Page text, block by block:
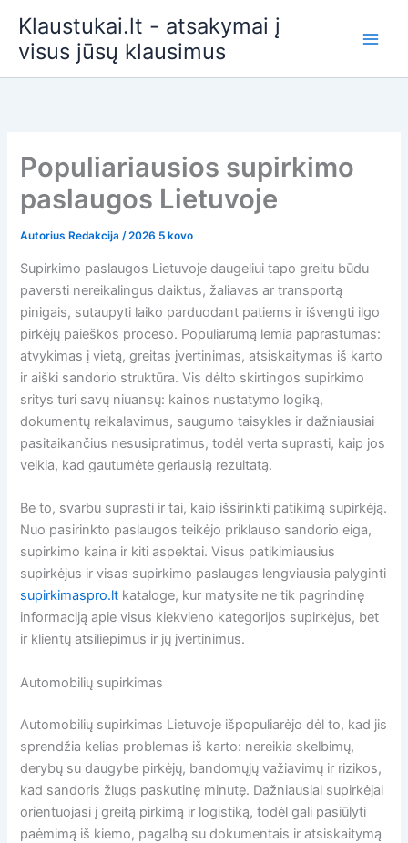
prie
turinio
Klaustukai.lt - atsakymai į
visus jūsų klausimus
Populiariausios supirkimo
paslaugos Lietuvoje
Autorius Redakcija/2026 5 kovo
Supirkimo paslaugos Lietuvoje daugeliui tapo greitu būdu
paversti nereikalingus daiktus, žaliavas ar transportą
pinigais, sutaupyti laiko parduodant patiems ir išvengti ilgo
pirkėjų paieškos proceso. Populiarumą lemia paprastumas:
atvykimas į vietą, greitas įvertinimas, atsiskaitymas iš karto
ir aiški sandorio struktūra. Vis dėlto skirtingos supirkimo
sritys turi savų niuansų: kainos nustatymo logiką,
dokumentų reikalavimus, saugumo taisykles ir dažniausiai
pasitaikančius nesusipratimus, todėl verta suprasti, kaip jos
veikia, kad gautumėte geriausią rezultatą.
Be to, svarbu suprasti ir tai, kaip išsirinkti patikimą supirkėją.
Nuo pasirinkto paslaugos teikėjo priklauso sandorio eiga,
supirkimo kaina ir kiti aspektai. Visus patikimiausius
supirkėjus ir visas supirkimo paslaugas lengviausia palyginti
supirkimaspro.lt kataloge, kur matysite ne tik pagrindinę
informaciją apie visus kiekvieno kategorijos supirkėjus, bet
ir klientų atsiliepimus ir jų įvertinimus.
Automobilių supirkimas
Automobilių supirkimas Lietuvoje išpopuliarėjo dėl to, kad jis
sprendžia kelias problemas iš karto: nereikia skelbimų,
derybų su daugybe pirkėjų, bandomųjų važiavimų ir rizikos,
kad sandoris žlugs paskutinę minutę. Dažniausiai supirkėjai
orientuojasi į greitą pirkimą ir logistiką, todėl gali pasiūlyti
paėmimą iš kiemo, pagalbą su dokumentais ir atsiskaitymą